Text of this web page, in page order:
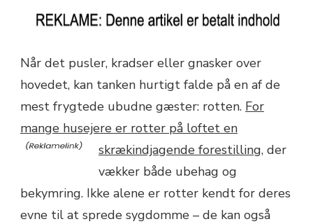
Når det pusler, kradser eller gnasker over
hovedet, kan tanken hurtigt falde på en af de
mest frygtede ubudne gæster: rotten. For
mange husejere er rotter på loftet en
skrækindjagende forestilling, der
vækker både ubehag og
bekymring. Ikke alene er rotter kendt for deres
evne til at sprede sygdomme – de kan også